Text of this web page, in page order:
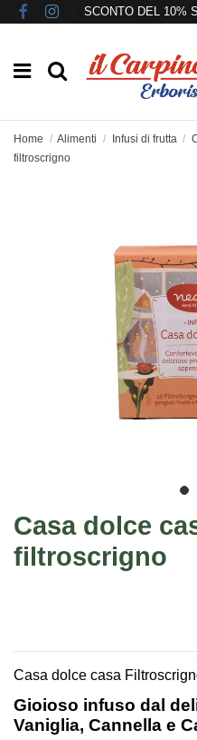
SCONTO DEL 10%
Home Alimenti Infusi di frutta
filtroscrigno
Casa dolce
filtroscrigno
Casa dolce casa
Gioioso infuso dal
Vaniglia, Cannella e